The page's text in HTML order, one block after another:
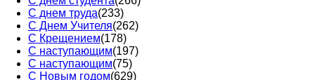
С днем труда(233)
С Днем Учителя(262)
С Крещением(178)
С наступающим(197)
С наступающим(75)
С Новым годом(629)